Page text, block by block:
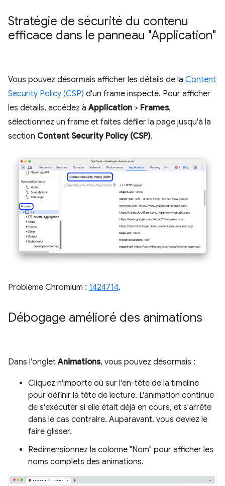
Stratégie de sécurité du contenu
efficace dans le panneau "Application"
Vous pouvez désormais afficher les détails de la Content
Security Policy (CSP) d'un frame inspecté. Pour afficher
les détails, accédez àApplication > Frames,
sélectionnez un frame et faites défiler la page jusqu'à la
section Content Security Policy (CSP).
Problème Chromium : 1424714.
Débogage amélioré des animations
Dans l'ongletAnimations, vous pouvez désormais :
Cliquez n'importe où sur l'en-tête de la timeline
pour définir la tête de lecture. L'animation continue
de s'exécuter si elle était déjà en cours, et s'arrête
dans le cas contraire. Auparavant, vous deviez le
faire glisser.
Redimensionnez la colonne "Nom" pour afficher les
noms complets des animations.